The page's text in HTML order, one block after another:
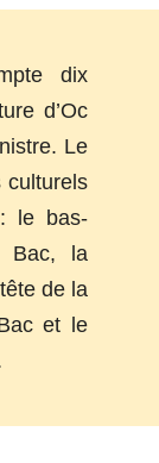
dix
d’Oc
Le
culturels
le bas-
Bac, la
de la
et le